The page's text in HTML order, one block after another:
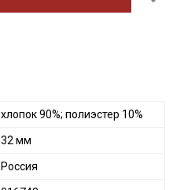
хлопок 90%; полиэстер 10%
32 мм
Россия